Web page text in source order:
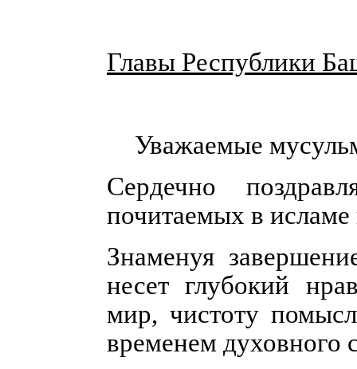
Главы Республики
Уважаемые
Сердечно
почитаемых в
Знаменуя
несет глубокий
мир, чистоту
временем духовного